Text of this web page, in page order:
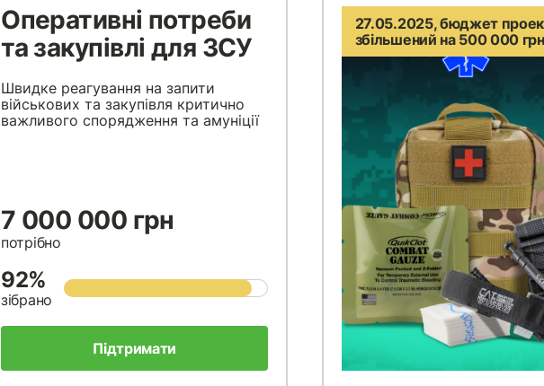
Оперативні потреби
та закупівлі для ЗСУ
Швидке реагування на запити
військових та закупівля критично
важливого спорядження та амуніції
7 000 000 грн
потрібно
92%
зібрано
Підтримати
27.05.2025, бюджет
збільшений на 500 000 грн